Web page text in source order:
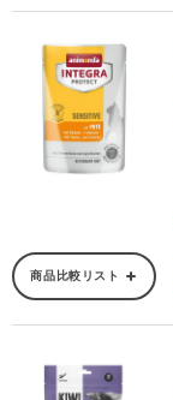
商品比較リスト